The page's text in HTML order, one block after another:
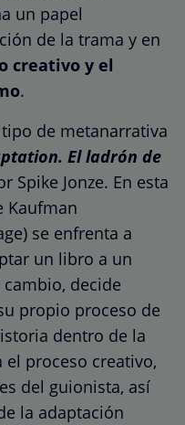
un papel
de la trama y en
creativo y el
.
de metanarrativa
El ladrón de
Spike Jonze. En esta
Kaufman
se enfrenta a
un libro a un
decide
propio proceso de
dentro de la
proceso creativo,
del guionista, así
la adaptación